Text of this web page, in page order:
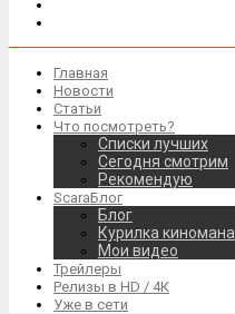
Главная
Новости
Статьи
Что посмотреть?
Списки лучших
Сегодня смотрим
Рекомендую
ScaraБлог
Блог
Курилка киномана
Мои видео
Трейлеры
Релизы в HD / 4К
Уже в сети